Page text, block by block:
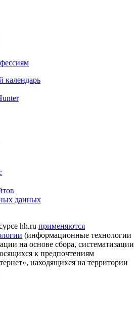
календарь
данных
hh.ru применяются
(информационные технологии
на основе сбора, систематизации
к предпочтениям
находящихся на территории